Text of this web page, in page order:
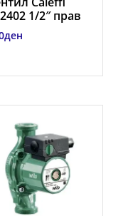
1/2″ прав
ден